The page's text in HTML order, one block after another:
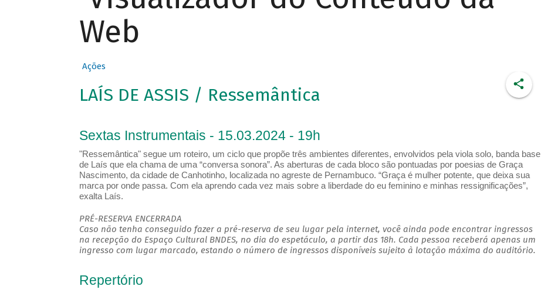
Web
Ações
LAÍS DE ASSIS / Ressemântica
Sextas Instrumentais - 15.03.2024 - 19h
"Ressemântica" segue um roteiro, um ciclo que propõe três ambientes diferentes, envolvidos pela viola solo, banda base
de Laís que ela chama de uma “conversa sonora”. As aberturas de cada bloco são pontuadas por poesias de Graça
Nascimento, da cidade de Canhotinho, localizada no agreste de Pernambuco. “Graça é mulher potente, que deixa sua
marca por onde passa. Com ela aprendo cada vez mais sobre a liberdade do eu feminino e minhas ressignificações”,
exalta Laís.
PRÉ-RESERVA ENCERRADA
Caso não tenha conseguido fazer a pré-reserva de seu lugar pela internet, você ainda pode encontrar ingressos
na recepção do Espaço Cultural BNDES, no dia do espetáculo, a partir das 18h. Cada pessoa receberá apenas um
ingresso com lugar marcado, estando o número de ingressos disponíveis sujeito à lotação máxima do auditório.
Repertório